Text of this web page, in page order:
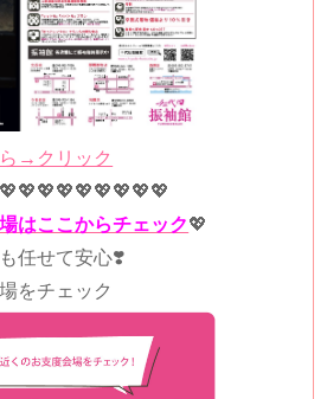
→クリック
はここからチェック💖
任せて安心❣️
をチェック